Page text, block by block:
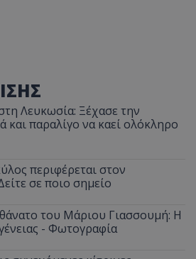
Λευκωσία: Ξέχασε την
και παραλίγο να καεί ολόκληρο
περιφέρεται στον
σε ποιο σημείο
του Μάριου Γιασσουμή: Η
- Φωτογραφία